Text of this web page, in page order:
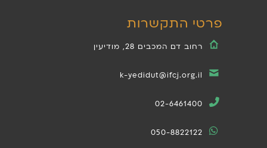
פרטי התקשרות
רחוב דם המכבים 28, מודיעין
k-yedidut@ifcj.org.il
02-6461400
050-8822122